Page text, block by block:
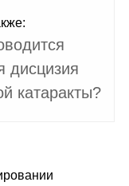
дисцизия
катаракты?